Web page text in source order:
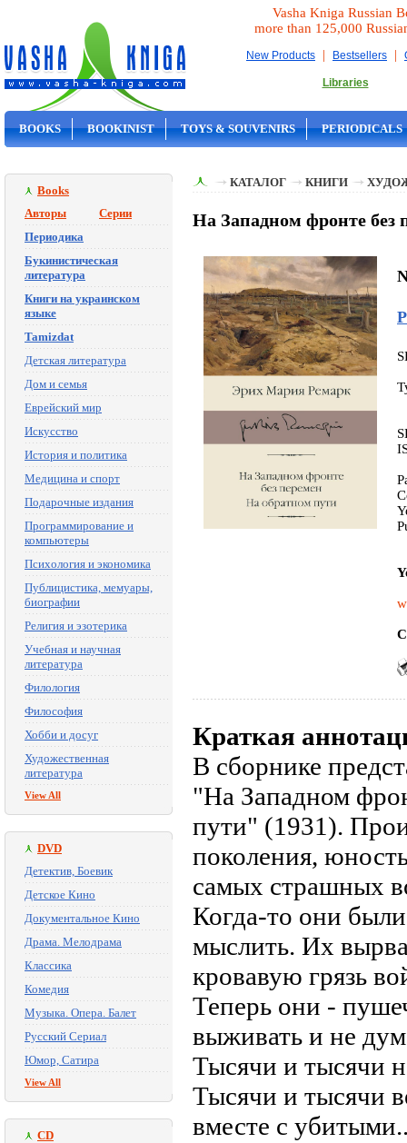
Vasha Kniga Russian
more than 125,000
New Products | Bestsellers |
Libraries
BOOKS BOOKINIST TOYS & SOUVENIRS PERIODICALS
Books
Авторы
Серии
Периодика
Букинистическая
литература
Книги на украинском
языке
Tamizdat
Детская литература
Дом и семья
Еврейский мир
Искусство
История и политика
Медицина и спорт
Подарочные издания
Программирование и
компьютеры
Психология и экономика
Публицистика, мемуары,
биографии
Религия и эзотерика
Учебная и научная
литература
Филология
Философия
Хобби и досуг
Художественная
литература
View All
DVD
Детектив, Боевик
Детское Кино
Документальное Кино
Драма. Мелодрама
Классика
Комедия
Музыка. Опера. Балет
Русский Сериал
Юмор, Сатира
View All
CD
КАТАЛОГ КНИГИ
На Западном фронте
Краткая
В сборнике
"На Западном
пути" (1931).
поколения,
самых страшных
Когда-то они
мыслить. Их
кровавую грязь
Теперь они -
выживать и не
Тысячи и тысячи
Тысячи и тысячи
вместе с